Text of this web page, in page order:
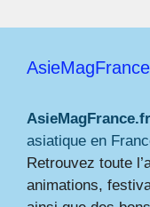
AsieMagFrance
AsieMagFrance.fr
asiatique en
Retrouvez toute
animations,